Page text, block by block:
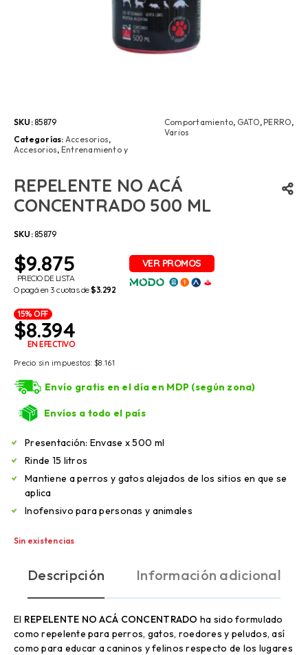
SKU:85879
Categorías: Accesorios,
Accesorios, Entrenamiento y
Comportamiento, GATO,PERRO,
Varios
REPELENTE NO ACÁ
CONCENTRADO 500 ML
SKU:85879
$9.875
PRECIO DE LISTA
O pagá en 3 cuotas de$3.292
15% OFF
$8.394
EN EFECTIVO
Precio sin impuestos:$8.161
Envío gratis en el día en MDP (según zona)
Envíos a todo el país
Presentación: Envase x 500 ml
Rinde 15 litros
Mantiene a perros y gatos alejados de los sitios en que se
aplica
Inofensivo para personas y animales
Sin existencias
Descripción Información adicional
El REPELENTE NO ACÁ CONCENTRADO ha sido formulado
como repelente para perros, gatos, roedores y peludos, así
como para educar a caninos y felinos respecto de los lugares